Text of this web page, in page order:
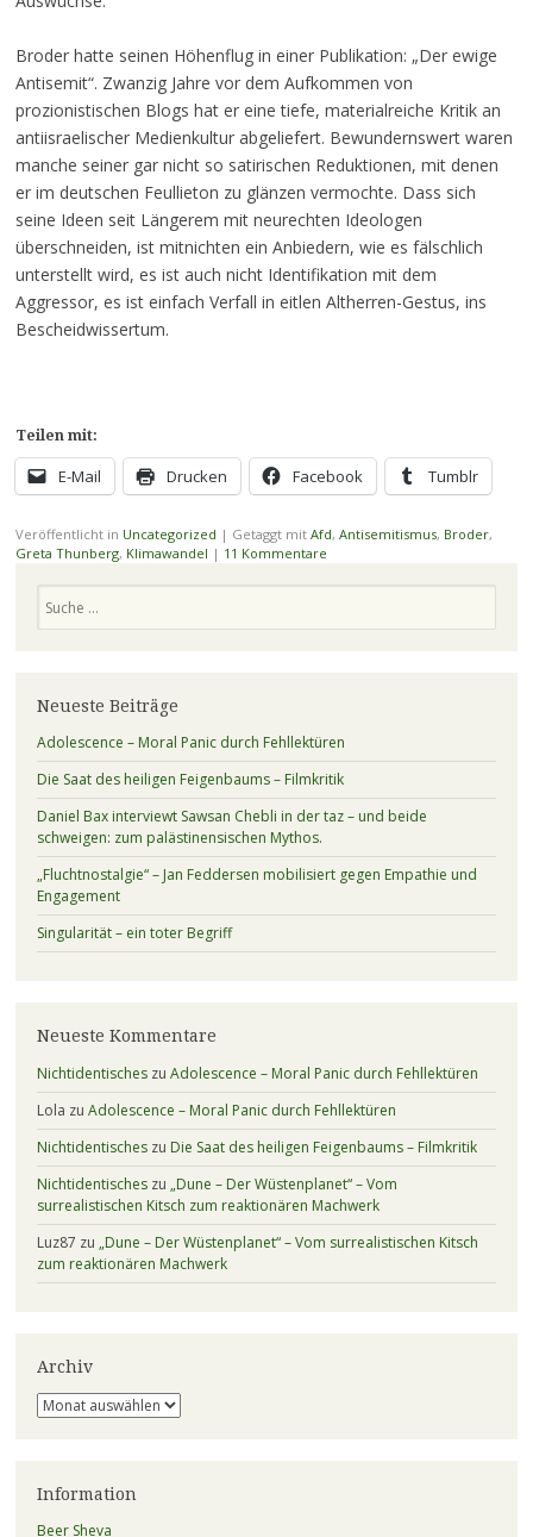
Broder hatte seinen Höhenflug in einer Publikation: „Der ewige
Antisemit“. Zwanzig Jahre vor dem Aufkommen von
prozionistischen Blogs hat er eine tiefe, materialreiche Kritik an
antiisraelischer Medienkultur abgeliefert. Bewundernswert waren
manche seiner gar nicht so satirischen Reduktionen, mit denen
er im deutschen Feullieton zu glänzen vermochte. Dass sich
seine Ideen seit Längerem mit neurechten Ideologen
überschneiden, ist mitnichten ein Anbiedern, wie es fälschlich
unterstellt wird, es ist auch nicht Identifikation mit dem
Aggressor, es ist einfach Verfall in eitlen Altherren-Gestus, ins
Bescheidwissertum.
Teilen mit:
E-Mail Drucken Facebook Tumblr
Veröffentlicht in Uncategorized | Getaggt mit Afd, Antisemitismus, Broder,
Greta Thunberg, Klimawandel | 11 Kommentare
Neueste Beiträge
Adolescence – Moral Panic durch Fehllektüren
Die Saat des heiligen Feigenbaums – Filmkritik
Daniel Bax interviewt Sawsan Chebli in der taz – und beide
schweigen: zum palästinensischen Mythos.
„Fluchtnostalgie“ – Jan Feddersen mobilisiert gegen Empathie und
Engagement
Singularität – ein toter Begriff
Neueste Kommentare
Nichtidentischeszu Adolescence – Moral Panic durch Fehllektüren
Lola zu Adolescence – Moral Panic durch Fehllektüren
Nichtidentischeszu Die Saat des heiligen Feigenbaums – Filmkritik
Nichtidentischeszu „Dune – Der Wüstenplanet“ – Vom
surrealistischen Kitsch zum reaktionären Machwerk
Luz87 zu „Dune – Der Wüstenplanet“ – Vom surrealistischen Kitsch
zum reaktionären Machwerk
Archiv
Archiv
Information
Beer Sheva